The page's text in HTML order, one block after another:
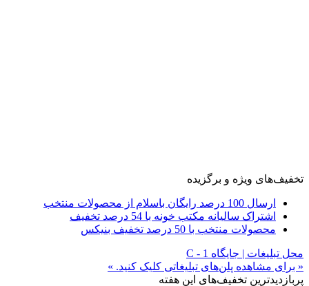
تخفیف‌های ویژه و برگزیده
ارسال 100 درصد رایگان باسلام از محصولات منتخب
اشتراک سالیانه مکتب خونه با 54 درصد تخفیف
محصولات منتخب با 50 درصد تخفیف بنیکس
محل تبلیغات | جایگاه C - 1
« برای مشاهده پلن‌های تبلیغاتی کلیک کنید. »
پربازدیدترین تخفیف‌های این هفته